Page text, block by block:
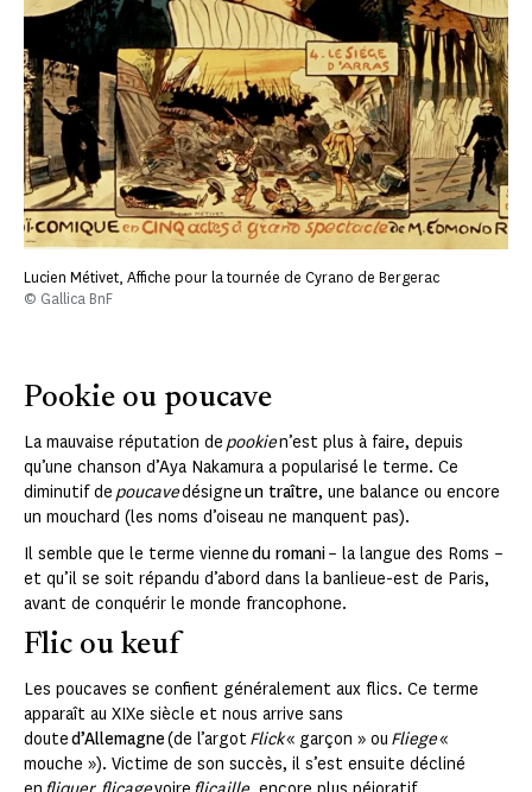
Lucien Métivet, Affiche pour la tournée de Cyrano de Bergerac
© Gallica BnF
Pookie ou poucave
La mauvaise réputation de pookien’est plus à faire, depuis
qu’une chanson d’Aya Nakamura a popularisé le terme. Ce
diminutif de poucavedésigneun traître, une balance ou encore
un mouchard (les noms d’oiseau ne manquent pas).
Il semble que le terme viennedu romani– la langue des Roms –
et qu’il se soit répandu d’abord dans la banlieue-est de Paris,
avant de conquérir le monde francophone.
Flic ou keuf
Les poucaves se confient généralement aux flics. Ce terme
apparaît au XIXe siècle et nous arrive sans
douted’Allemagne(de l’argotFlick« garçon » ou Fliege«
mouche »). Victime de son succès, il s’est ensuite décliné